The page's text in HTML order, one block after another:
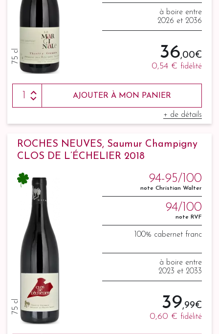
75 cl
à boire entre
2026 et 2036
36,00 €
0,54 € fidélité
AJOUTER À MON PANIER
+ de détails
ROCHES NEUVES, Saumur Champigny
CLOS DE L’ÉCHELIER 2018
75 cl
94-95/100
note Christian Walter
94/100
note RVF
100% cabernet franc
à boire entre
2023 et 2033
39,99 €
0,60 € fidélité